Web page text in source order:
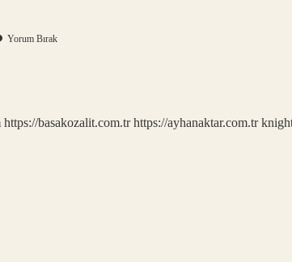
Yorum Bırak
https://basakozalit.com.tr https://ayhanaktar.com.tr